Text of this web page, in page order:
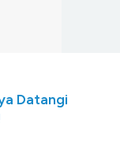
Datangi